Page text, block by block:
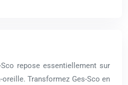
repose essentiellement sur
oreille. Transformez Ges-Sco en